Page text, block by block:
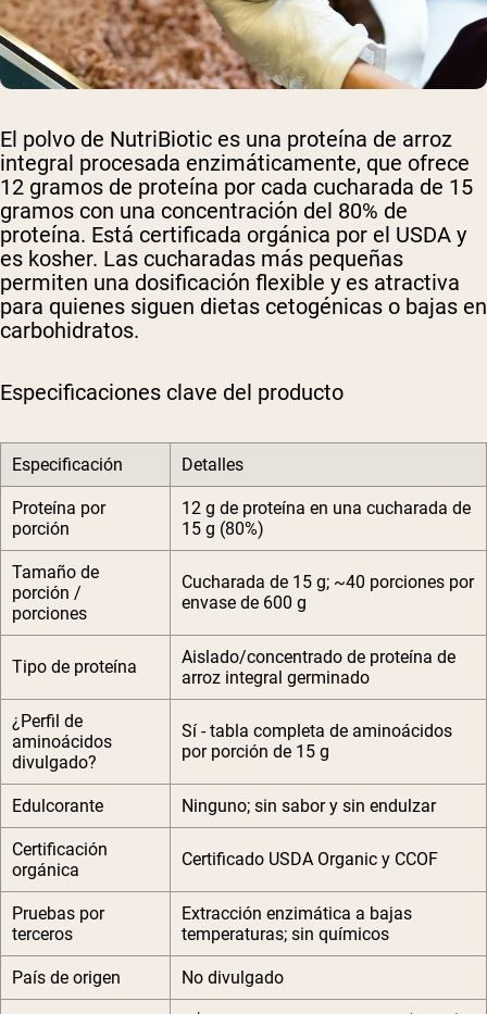
El polvo de NutriBiotic es una proteína de arroz
integral procesada enzimáticamente, que ofrece
12 gramos de proteína por cada cucharada de 15
gramos con una concentración del 80% de
proteína. Está certificada orgánica por el USDA y
es kosher. Las cucharadas más pequeñas
permiten una dosificación flexible y es atractiva
para quienes siguen dietas cetogénicas o bajas en
carbohidratos.
Especificaciones clave del producto
Especificación Detalles
Proteína por
porción
12 g de proteína en una cucharada de
15 g (80%)
Tamaño de
porción /
porciones
Cucharada de 15 g; ~40 porciones por
envase de 600 g
Tipo de proteína
Aislado/concentrado de proteína de
arroz integral germinado
¿Perfil de
aminoácidos
divulgado?
Sí - tabla completa de aminoácidos
por porción de 15 g
Edulcorante Ninguno; sin sabor y sin endulzar
Certificación
orgánica
Certificado USDA Organic y CCOF
Pruebas por
terceros
Extracción enzimática a bajas
temperaturas; sin químicos
País de origen No divulgado